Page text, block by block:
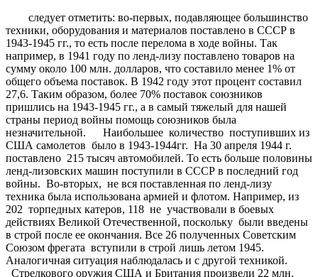
следует отметить: во-первых, подавляющее большинство
техники, оборудования и материалов поставлено в СССР в
1943-1945 гг., то есть после перелома в ходе войны. Так
например, в 1941 году по ленд-лизу поставлено товаров на
сумму около 100 млн. долларов, что составило менее 1% от
общего объема поставок. В 1942 году этот процент составил
27,6. Таким образом, более 70% поставок союзников
пришлись на 1943-1945 гг., а в самый тяжелый для нашей
страны период войны помощь союзников была
незначительной. Наибольшее количество поступивших из
США самолетов было в 1943-1944гг. На 30 апреля 1944 г.
поставлено 215 тысяч автомобилей. То есть больше половины
ленд-лизовских машин поступили в СССР в последний год
войны. Во-вторых, не вся поставленная по ленд-лизу
техника была использована армией и флотом. Например, из
202 торпедных катеров, 118 не участвовали в боевых
действиях Великой Отечественной, поскольку были введены
в строй после ее окончания. Все 26 полученных Советским
Союзом фрегата вступили в строй лишь летом 1945.
Аналогичная ситуация наблюдалась и с другой техникой.
Стрелкового оружия США и Британия произвели 22 млн.